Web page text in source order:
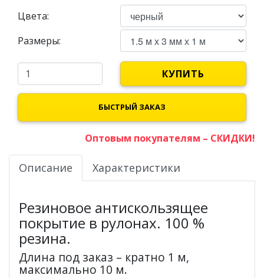
Цвета:
Размеры:
КУПИТЬ
БЫСТРЫЙ ЗАКАЗ
Оптовым покупателям – СКИДКИ!
Описание Характеристики
Резиновое антискользящее
покрытие в рулонах. 100 %
резина.
Длина под заказ – кратно 1 м,
максимально 10 м.